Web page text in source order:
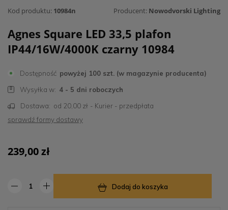
Kod produktu: 10984n Producent: Nowodvorski Lighting
Agnes Square LED 33,5 plafon
IP44/16W/4000K czarny 10984
Dostępność powyżej 100 szt. (w magazynie producenta)
Wysyłka w: 4 - 5 dni roboczych
Dostawa: od 20,00 zł - Kurier - przedpłata
sprawdź formy dostawy
239,00 zł
Dodaj do koszyka